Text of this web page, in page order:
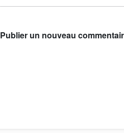
Publier un nouveau